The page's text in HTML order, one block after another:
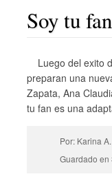
Soy tu
Luego del exito
preparan una
Zapata, Ana
tu fan es una
Por: Karina A.
Guardado en